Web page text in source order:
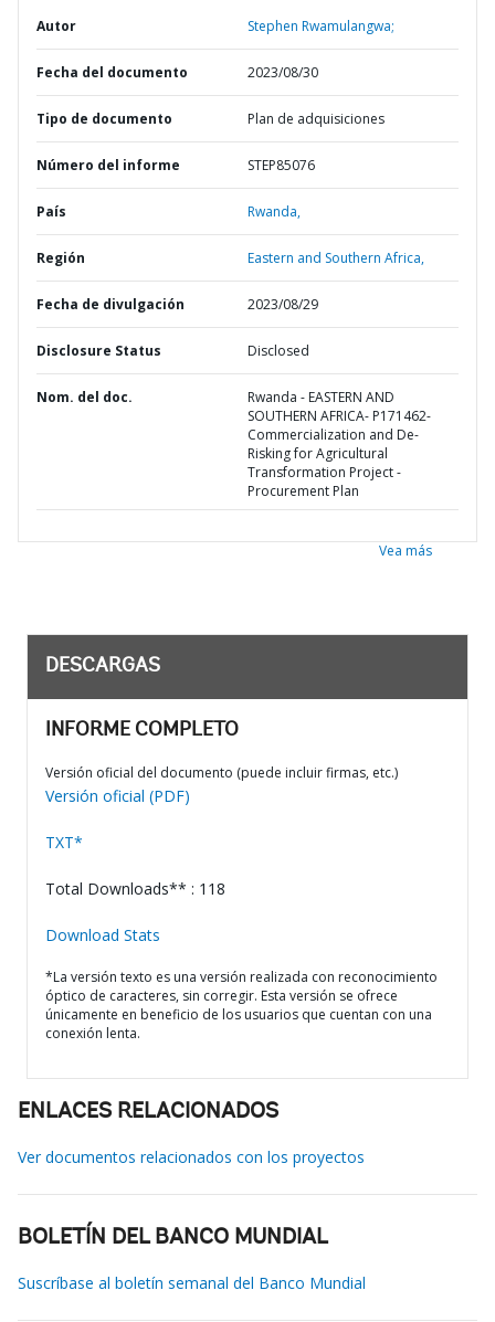
Autor Stephen Rwamulangwa;
Fecha del documento 2023/08/30
Tipo de documento Plan de adquisiciones
Número del informe STEP85076
País Rwanda,
Región Eastern and Southern Africa,
Fecha de divulgación 2023/08/29
Disclosure Status Disclosed
Nom. del doc.
Rwanda - EASTERN AND
SOUTHERN AFRICA- P171462-
Commercialization and De-
Risking for Agricultural
Transformation Project -
Procurement Plan
Vea más
DESCARGAS
INFORME COMPLETO
Versión oficial del documento (puede incluir firmas, etc.)
Versión oficial (PDF)
TXT*
Total Downloads** : 118
Download Stats
*La versión texto es una versión realizada con reconocimiento
óptico de caracteres, sin corregir. Esta versión se ofrece
únicamente en beneficio de los usuarios que cuentan con una
conexión lenta.
ENLACES RELACIONADOS
Ver documentos relacionados con los proyectos
BOLETÍN DEL BANCO MUNDIAL
Suscríbase al boletín semanal del Banco Mundial